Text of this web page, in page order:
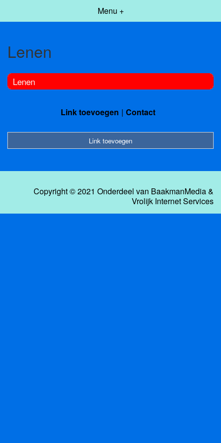
Menu +
Lenen
Lenen
Link toevoegen Contact
Link toevoegen
Copyright © 2021 Onderdeel van BaakmanMedia&
Vrolijk Internet Services